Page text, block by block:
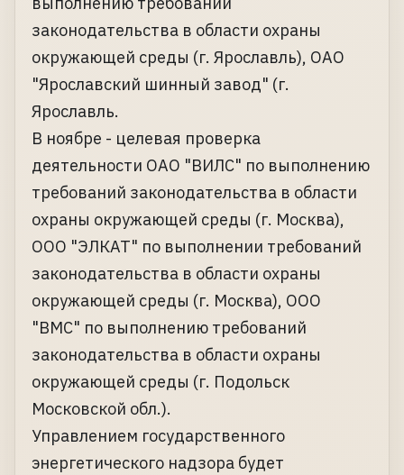
законодательства в области охраны
окружающей среды (г. Ярославль), ОАО
"Ярославский шинный завод" (г.
Ярославль.
В ноябре - целевая проверка
деятельности ОАО "ВИЛС" по выполнению
требований законодательства в области
охраны окружающей среды (г. Москва),
ООО "ЭЛКАТ" по выполнении требований
законодательства в области охраны
окружающей среды (г. Москва), ООО
"ВМС" по выполнению требований
законодательства в области охраны
окружающей среды (г. Подольск
Московской обл.).
Управлением государственного
энергетического надзора будет